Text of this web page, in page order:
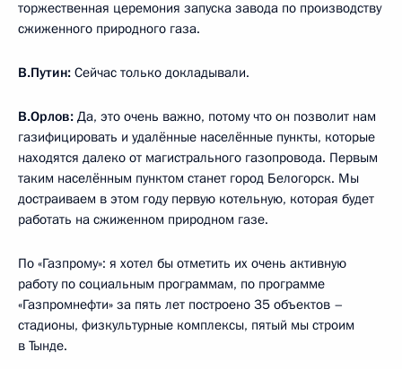
торжественная церемония запуска завода по производству
сжиженного природного газа.
В.Путин: Сейчас только докладывали.
В.Орлов: Да, это очень важно, потому что он позволит нам
газифицировать и удалённые населённые пункты, которые
находятся далеко от магистрального газопровода. Первым
таким населённым пунктом станет город Белогорск. Мы
достраиваем в этом году первую котельную, которая будет
работать на сжиженном природном газе.
По «Газпрому»: я хотел бы отметить их очень активную
работу по социальным программам, по программе
«Газпромнефти» за пять лет построено 35 объектов –
стадионы, физкультурные комплексы, пятый мы строим
в Тынде.